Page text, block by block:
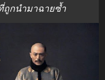
ถูกนำมาฉายซ้ำ